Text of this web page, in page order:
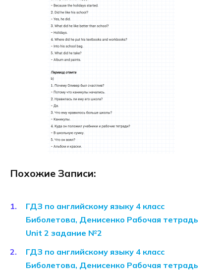
Похожие Записи:
ГДЗ по английскому языку 4 класс
Биболетова, Денисенко Рабочая тетрадь
Unit 2 задание №2
ГДЗ по английскому языку 4 класс
Биболетова, Денисенко Рабочая тетрадь